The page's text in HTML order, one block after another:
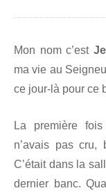
Mon nom c’est
ma vie au
ce jour-là pour ce
La première
n’avais pas cru,
C’était dans la
dernier banc.